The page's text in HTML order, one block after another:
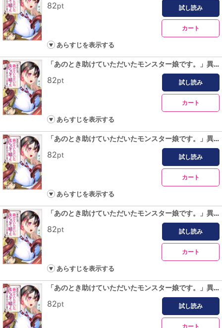
82pt 試し読み
カート
あらすじを表示する
「あのとき助けていただいたモンスター娘です。」異世界おっさん教師 突然のモテ期に困惑する【単話版】（１６）
82pt 試し読み
カート
あらすじを表示する
「あのとき助けていただいたモンスター娘です。」異世界おっさん教師 突然のモテ期に困惑する【単話版】（１７）
82pt 試し読み
カート
あらすじを表示する
「あのとき助けていただいたモンスター娘です。」異世界おっさん教師 突然のモテ期に困惑する【単話版】（１８）
82pt 試し読み
カート
あらすじを表示する
「あのとき助けていただいたモンスター娘です。」異世界おっさん教師 突然のモテ期に困惑する【単話版】（１９）
82pt 試し読み
カート